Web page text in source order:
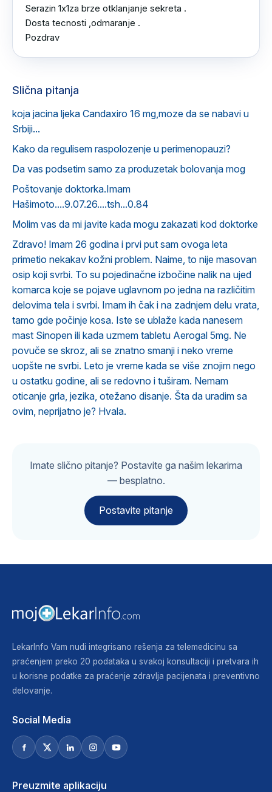
Serazin 1x1za brze otklanjanje sekreta .
Dosta tecnosti ,odmaranje .
Pozdrav
Slična pitanja
koja jacina ljeka Candaxiro 16 mg,moze da se nabavi u
Srbiji...
Kako da regulisem raspolozenje u perimenopauzi?
Da vas podsetim samo za produzetak bolovanja mog
Poštovanje doktorka.Imam
Hašimoto....9.07.26....tsh...0.84
Molim vas da mi javite kada mogu zakazati kod doktorke
Zdravo! Imam 26 godina i prvi put sam ovoga leta
primetio nekakav kožni problem. Naime, to nije masovan
osip koji svrbi. To su pojedinačne izbočine nalik na ujed
komarca koje se pojave uglavnom po jedna na različitim
delovima tela i svrbi. Imam ih čak i na zadnjem delu vrata,
tamo gde počinje kosa. Iste se ublaže kada nanesem
mast Sinopen ili kada uzmem tabletu Aerogal 5mg. Ne
povuče se skroz, ali se znatno smanji i neko vreme
uopšte ne svrbi. Leto je vreme kada se više znojim nego
u ostatku godine, ali se redovno i tuširam. Nemam
oticanje grla, jezika, otežano disanje. Šta da uradim sa
ovim, neprijatno je? Hvala.
Imate slično pitanje? Postavite ga našim lekarima
— besplatno.
Postavite pitanje
LekarInfo Vam nudi integrisano rešenja za telemedicinu sa
praćenjem preko 20 podataka u svakoj konsultaciji i pretvara ih
u korisne podatke za praćenje zdravlja pacijenata i preventivno
delovanje.
Social Media
Preuzmite aplikaciju